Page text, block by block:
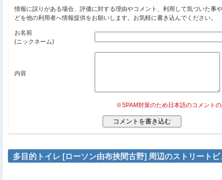
情報に誤りがある場合、評価に対する理由やコメント、利用して気づいた事
どを他の利用者へ情報提供をお願いします。お気軽に書き込んでください。
お名前
(ニックネーム)
内容
※SPAM対策のため日本語のコメント
多目的トイレ [ローソン由布挟間古野] 周辺のストリートビ